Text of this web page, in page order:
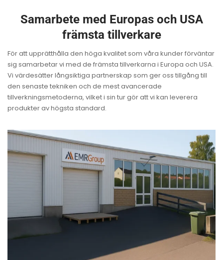
Samarbete med Europas och USA
främsta tillverkare
För att upprätthålla den höga kvalitet som våra kunder förväntar
sig samarbetar vi med de främsta tillverkarna i Europa och USA.
Vi värdesätter långsiktiga partnerskap som ger oss tillgång till
den senaste tekniken och de mest avancerade
tillverkningsmetoderna, vilket i sin tur gör att vi kan leverera
produkter av högsta standard.